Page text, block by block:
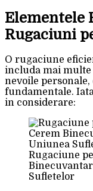
Elementele
Rugaciuni
O rugaciune
includa mai multe
nevoile
fundamentale.
in considerare:
Rugaciune
Sufletelor